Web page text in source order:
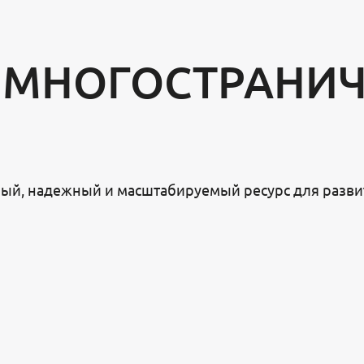
надежный и масштабируемый ресурс для